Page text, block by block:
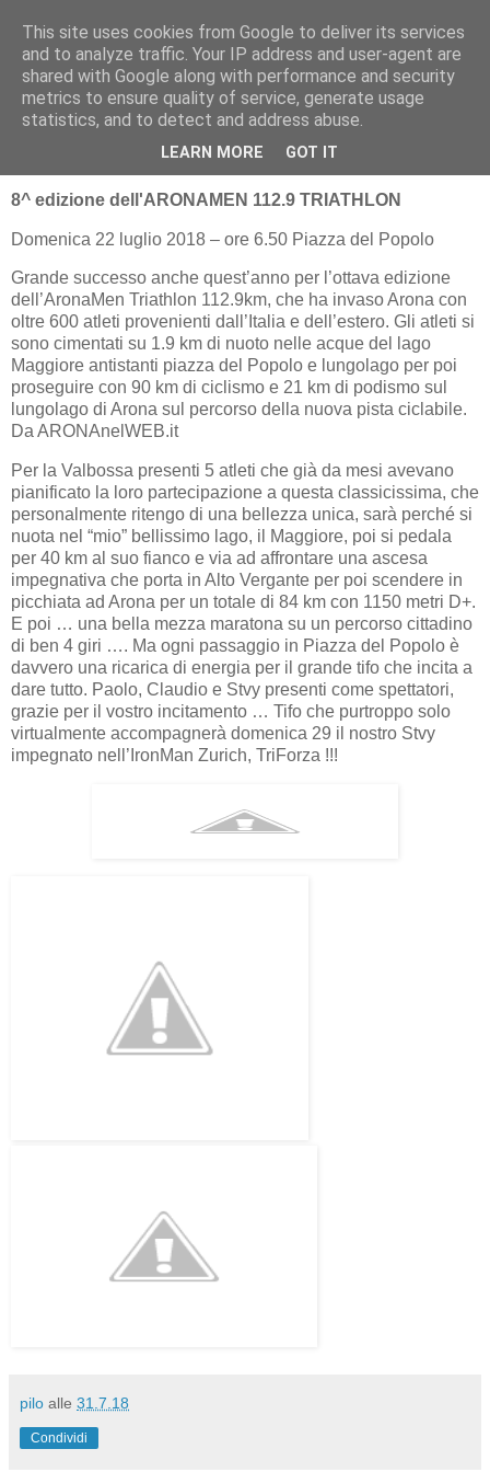
RUNNERS VALBOSSA
martedì 31 luglio 2018
TRIK-END VALBOSSINO 22.07.2018
8^ edizione dell'ARONAMEN 112.9 TRIATHLON
Domenica 22 luglio 2018 – ore 6.50 Piazza del Popolo
Grande successo anche quest’anno per l’ottava edizione
dell’AronaMen Triathlon 112.9km, che ha invaso Arona con
oltre 600 atleti provenienti dall’Italia e dell’estero. Gli atleti si
sono cimentati su 1.9 km di nuoto nelle acque del lago
Maggiore antistanti piazza del Popolo e lungolago per poi
proseguire con 90 km di ciclismo e 21 km di podismo sul
lungolago di Arona sul percorso della nuova pista ciclabile.
Da ARONAnelWEB.it
Per la Valbossa presenti 5 atleti che già da mesi avevano
pianificato la loro partecipazione a questa classicissima, che
personalmente ritengo di una bellezza unica, sarà perché si
nuota nel “mio” bellissimo lago, il Maggiore, poi si pedala
per 40 km al suo fianco e via ad affrontare una ascesa
impegnativa che porta in Alto Vergante per poi scendere in
picchiata ad Arona per un totale di 84 km con 1150 metri D+.
E poi … una bella mezza maratona su un percorso cittadino
di ben 4 giri …. Ma ogni passaggio in Piazza del Popolo è
davvero una ricarica di energia per il grande tifo che incita a
dare tutto. Paolo, Claudio e Stvy presenti come spettatori,
grazie per il vostro incitamento … Tifo che purtroppo solo
virtualmente accompagnerà domenica 29 il nostro Stvy
impegnato nell’IronMan Zurich, TriForza !!!
pilo alle 31.7.18
Condividi
This site uses cookies from Google to deliver its services
and to analyze traffic. Your IP address and user-agent are
shared with Google along with performance and security
metrics to ensure quality of service, generate usage
statistics, and to detect and address abuse.
LEARN MORE GOT IT